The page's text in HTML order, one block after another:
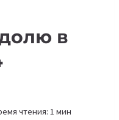
в
чтения: 1 мин